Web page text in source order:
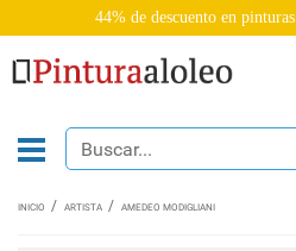
44% de descuento en pinturas
INICIO ARTISTA AMEDEO MODIGLIANI